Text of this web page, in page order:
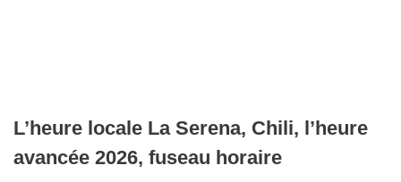
L’heure locale La Serena, Chili, l’heure
avancée 2026, fuseau horaire